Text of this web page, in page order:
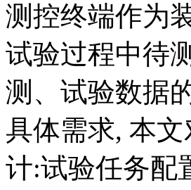
测控终端作为
试验过程中待
测、试验数据
具体需求, 本
计:试验任务配